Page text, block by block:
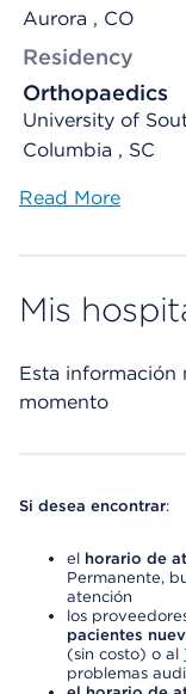
Aurora , CO
Residency
Orthopaedics
University of
Columbia , SC
Read More
Mis
Esta información
momento
Si desea encontrar:
el horario de
Permanente,
atención
los
pacientes
(sin costo) o al
problemas